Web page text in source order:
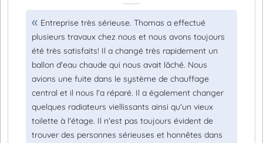
Entreprise très sérieuse. Thomas a effectué
plusieurs travaux chez nous et nous avons toujours
été très satisfaits! Il a changé très rapidement un
ballon d'eau chaude qui nous avait lâché. Nous
avions une fuite dans le système de chauffage
central et il nous l'a réparé. Il a également changer
quelques radiateurs viellissants ainsi qu'un vieux
toilette à l'étage. Il n'est pas toujours évident de
trouver des personnes sérieuses et honnêtes dans